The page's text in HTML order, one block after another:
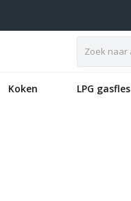
Koken LPG gasfles